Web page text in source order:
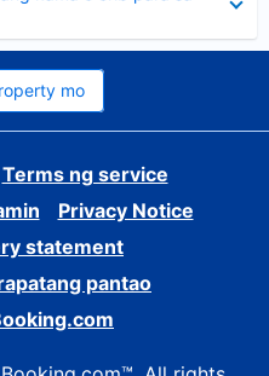
mo
Terms ng service
Privacy Notice
statement
pantao